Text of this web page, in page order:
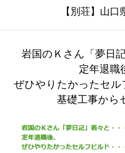
【別荘】山口
岩国のＫさん「夢日
定年退職
ぜひやりたかったセル
基礎工事から